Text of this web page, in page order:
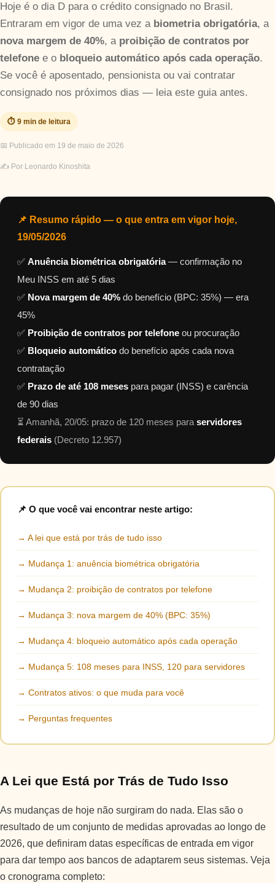
Hoje é o dia D para o crédito consignado no Brasil.
Entraram em vigor de uma vez a biometria obrigatória, a
nova margem de 40%, a proibição de contratos por
telefone e o bloqueio automático após cada operação.
Se você é aposentado, pensionista ou vai contratar
consignado nos próximos dias — leia este guia antes.
⏱️ 9 min de leitura
📅 Publicado em 19 de maio de 2026
✍️ Por Leonardo Kinoshita
📌 Resumo rápido — o que entra em vigor hoje,
19/05/2026
✅ Anuência biométrica obrigatória— confirmação no
Meu INSS em até 5 dias
✅ Nova margem de 40% do benefício (BPC: 35%) — era
45%
✅ Proibição de contratos por telefone ou procuração
✅ Bloqueio automático do benefício após cada nova
contratação
✅ Prazo de até 108 meses para pagar (INSS) e carência
de 90 dias
⏳ Amanhã, 20/05: prazo de 120 meses paraservidores
federais (Decreto 12.957)
📌 O que você vai encontrar neste artigo:
→ A lei que está por trás de tudo isso
→ Mudança 1: anuência biométrica obrigatória
→ Mudança 2: proibição de contratos por telefone
→ Mudança 3: nova margem de 40% (BPC: 35%)
→ Mudança 4: bloqueio automático após cada operação
→ Mudança 5: 108 meses para INSS, 120 para servidores
→ Contratos ativos: o que muda para você
→ Perguntas frequentes
A Lei que Está por Trás de Tudo Isso
As mudanças de hoje não surgiram do nada. Elas são o
resultado de um conjunto de medidas aprovadas ao longo de
2026, que definiram datas específicas de entrada em vigor
para dar tempo aos bancos de adaptarem seus sistemas. Veja
o cronograma completo: